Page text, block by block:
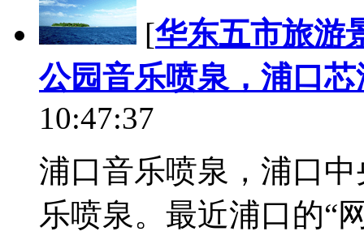
[华东五市旅游
公园音乐喷泉，浦口
10:47:37
浦口音乐喷泉，浦口
乐喷泉。最近浦口的“